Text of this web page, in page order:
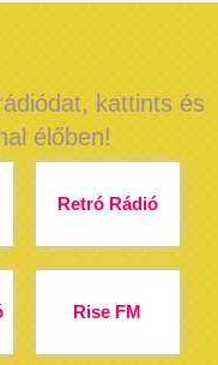
kattints és
élőben!
Retró Rádió
Rise FM